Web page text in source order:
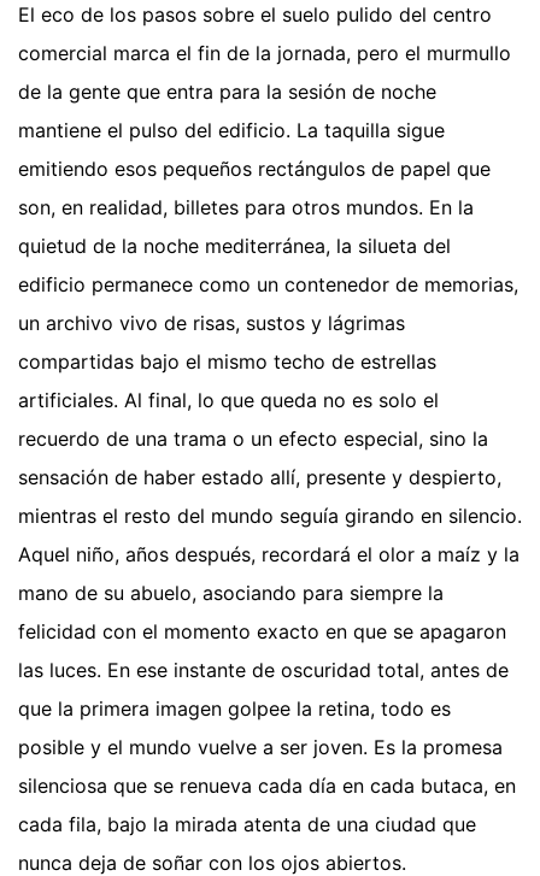
El eco de los pasos sobre el suelo pulido del centro
comercial marca el fin de la jornada, pero el murmullo
de la gente que entra para la sesión de noche
mantiene el pulso del edificio. La taquilla sigue
emitiendo esos pequeños rectángulos de papel que
son, en realidad, billetes para otros mundos. En la
quietud de la noche mediterránea, la silueta del
edificio permanece como un contenedor de memorias,
un archivo vivo de risas, sustos y lágrimas
compartidas bajo el mismo techo de estrellas
artificiales. Al final, lo que queda no es solo el
recuerdo de una trama o un efecto especial, sino la
sensación de haber estado allí, presente y despierto,
mientras el resto del mundo seguía girando en silencio.
Aquel niño, años después, recordará el olor a maíz y la
mano de su abuelo, asociando para siempre la
felicidad con el momento exacto en que se apagaron
las luces. En ese instante de oscuridad total, antes de
que la primera imagen golpee la retina, todo es
posible y el mundo vuelve a ser joven. Es la promesa
silenciosa que se renueva cada día en cada butaca, en
cada fila, bajo la mirada atenta de una ciudad que
nunca deja de soñar con los ojos abiertos.